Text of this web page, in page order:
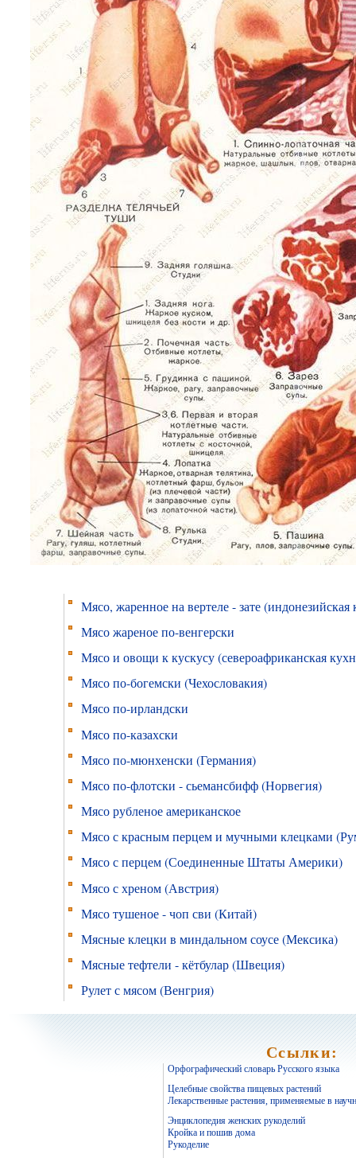
Мясо, жаренное на вертеле - зате (индонезийская
Мясо жареное по-венгерски
Мясо и овощи к кускусу (североафриканская
Мясо по-богемски (Чехословакия)
Мясо по-ирландски
Мясо по-казахски
Мясо по-мюнхенски (Германия)
Мясо по-флотски - сьемансбифф (Норвегия)
Мясо рубленое американское
Мясо с красным перцем и мучными клецками
Мясо с перцем (Соединенные Штаты Америки)
Мясо с хреном (Австрия)
Мясо тушеное - чоп сви (Китай)
Мясные клецки в миндальном соусе (Мексика)
Мясные тефтели - кётбулар (Швеция)
Рулет с мясом (Венгрия)
Ссылки:
Орфографический словарь Русского языка
Целебные свойства пищевых растений
Лекарственные растения, применяемые в
Энциклопедия женских рукоделий
Кройка и пошив дома
Рукоделие